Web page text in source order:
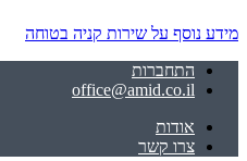
מידע נוסף על שירות קניה בטוחה
התחברות
office@amid.co.il
אודות
צרו קשר